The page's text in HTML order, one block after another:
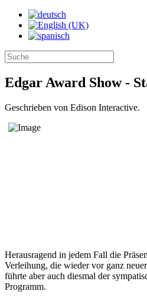
Edgar Award Show -
Geschrieben von Edison Interactive.
Herausragend in jedem Fall die
Verleihung, die wieder vor ganz
führte aber auch diesmal der
Programm.